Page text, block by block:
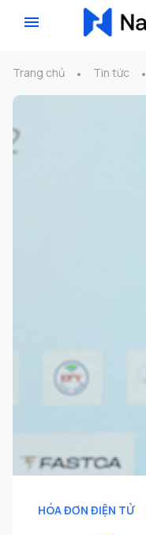
Trang chủ Tin tức
HÓA ĐƠN ĐIỆN TỬ